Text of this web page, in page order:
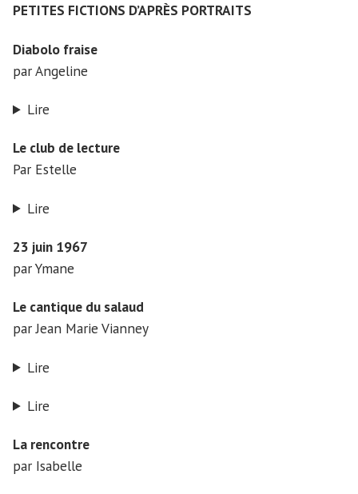
PETITES FICTIONS D’APRÈS PORTRAITS
Diabolo fraise
par Angeline
Lire
Le club de lecture
Par Estelle
Lire
23 juin 1967
par Ymane
Le cantique du salaud
par Jean Marie Vianney
Lire
Lire
La rencontre
par Isabelle